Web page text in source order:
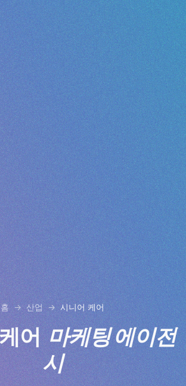
홈 산업 시니어 케어
어마케팅 에이전
시